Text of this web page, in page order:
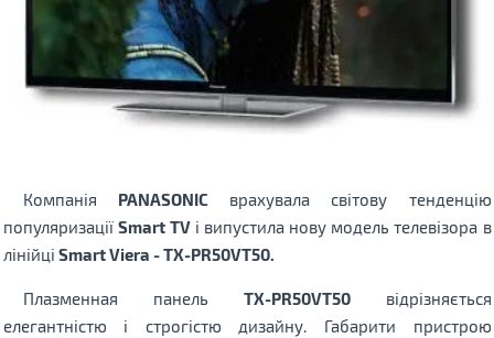
Компанія PANASONICврахувала світову тенденцію
популяризації Smart TVі випустила нову модель телевізора в
лінійці Smart Viera - TX-PR50VT50.
Плазменная панель TX-PR50VT50відрізняється
елегантністю і строгістю дизайну. Габарити пристрою